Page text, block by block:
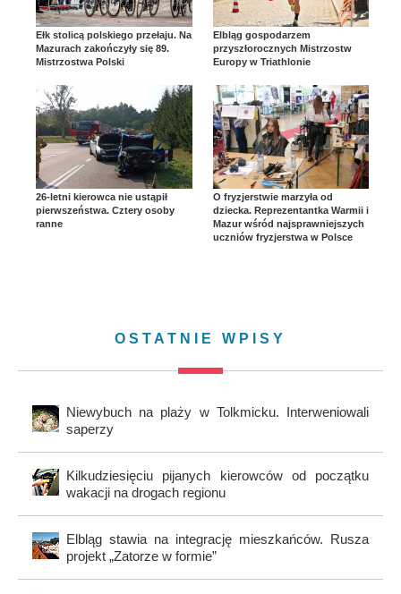
Ełk stolicą polskiego przełaju. Na
Mazurach zakończyły się 89.
Mistrzostwa Polski
Elbląg gospodarzem
przyszłorocznych Mistrzostw
Europy w Triathlonie
26-letni kierowca nie ustąpił
pierwszeństwa. Cztery osoby
ranne
O fryzjerstwie marzyła od
dziecka. Reprezentantka Warmii i
Mazur wśród najsprawniejszych
uczniów fryzjerstwa w Polsce
OSTATNIE WPISY
Niewybuch na plaży w Tolkmicku. Interweniowali
saperzy
Kilkudziesięciu pijanych kierowców od początku
wakacji na drogach regionu
Elbląg stawia na integrację mieszkańców. Rusza
projekt „Zatorze w formie”